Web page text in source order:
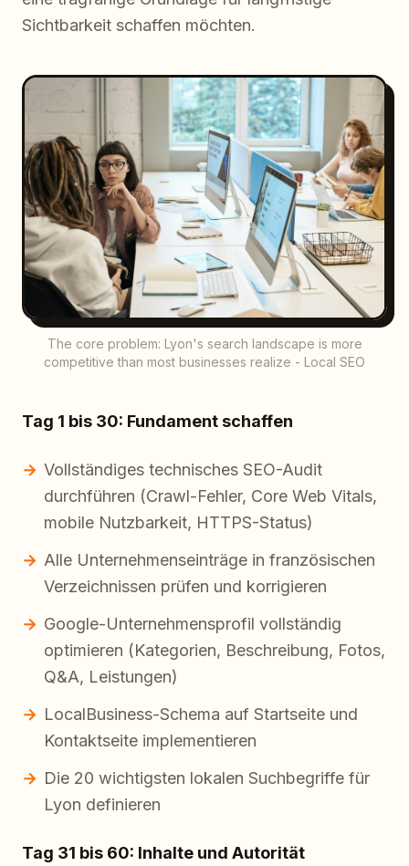
Sichtbarkeit schaffen möchten.
The core problem: Lyon's search landscape is more
competitive than most businesses realize - Local SEO
Tag 1 bis 30: Fundament schaffen
Vollständiges technisches SEO-Audit
durchführen (Crawl-Fehler, Core Web Vitals,
mobile Nutzbarkeit, HTTPS-Status)
Alle Unternehmenseinträge in französischen
Verzeichnissen prüfen und korrigieren
Google-Unternehmensprofil vollständig
optimieren (Kategorien, Beschreibung, Fotos,
Q&A, Leistungen)
LocalBusiness-Schema auf Startseite und
Kontaktseite implementieren
Die 20 wichtigsten lokalen Suchbegriffe für
Lyon definieren
Tag 31 bis 60: Inhalte und Autorität